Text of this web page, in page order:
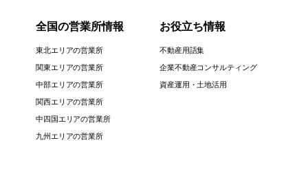
全国の営業所情報
東北エリアの営業所
関東エリアの営業所
中部エリアの営業所
関西エリアの営業所
中四国エリアの営業所
九州エリアの営業所
お役立ち情報
不動産用語集
企業不動産コンサルティング
資産運用・土地活用